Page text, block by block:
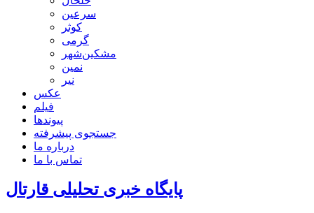
سرعین
کوثر
گرمی
مشکین‌شهر
نمین
نیر
عکس
فیلم
پیوندها
جستجوی پیشرفته
درباره ما
تماس با ما
پایگاه خبری تحلیلی قارتال